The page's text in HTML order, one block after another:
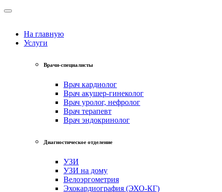
На главную
Услуги
Врачи-специалисты
Врач кардиолог
Врач акушер-гинеколог
Врач уролог, нефролог
Врач терапевт
Врач эндокринолог
Диагностическое отделение
УЗИ
УЗИ на дому
Велоэргометрия
Эхокардиография (ЭХО-КГ)